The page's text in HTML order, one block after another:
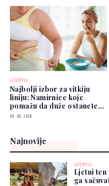
LIFESTYLE
Najbolji izbor za vitkiju
liniju: Namirnice koje
pomažu da duže ostanete
siti
09. 08. 2026.
Najnovije
LIFESTYLE
Ljetni ten
ga